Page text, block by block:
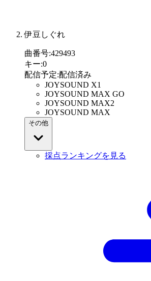
伊豆しぐれ
曲番号:429493
キー:0
配信予定:配信済み
JOYSOUND X1
JOYSOUND MAX GO
JOYSOUND MAX2
JOYSOUND MAX
その他
採点ランキングを見る